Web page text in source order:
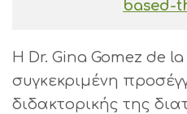
based-
Η Dr. Gina Gomez de
συγκεκριμένη
διδακτορικής της